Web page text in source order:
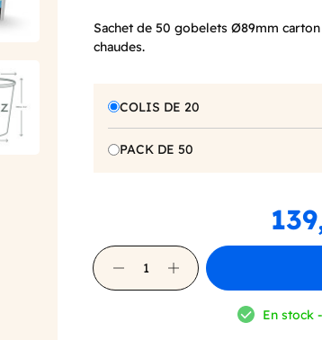
Sachet de 50 gobelets Ø89mm
chaudes.
COLIS DE 20
PACK DE 50
En stock